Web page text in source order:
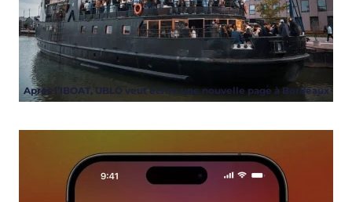
Après l’IBOAT, UBLO veut écrire une nouvelle page à Bordeaux